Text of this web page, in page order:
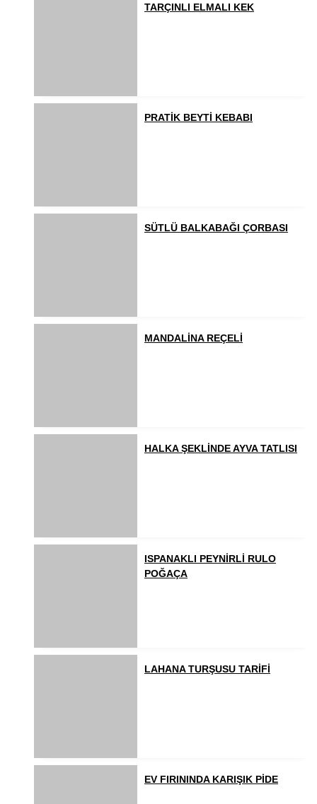
TARÇINLI ELMALI KEK
PRATİK BEYTİ KEBABI
SÜTLÜ BALKABAĞI ÇORBASI
MANDALİNA REÇELİ
HALKA ŞEKLİNDE AYVA TATLISI
ISPANAKLI PEYNİRLİ RULO
POĞAÇA
LAHANA TURŞUSU TARİFİ
EV FIRININDA KARIŞIK PİDE